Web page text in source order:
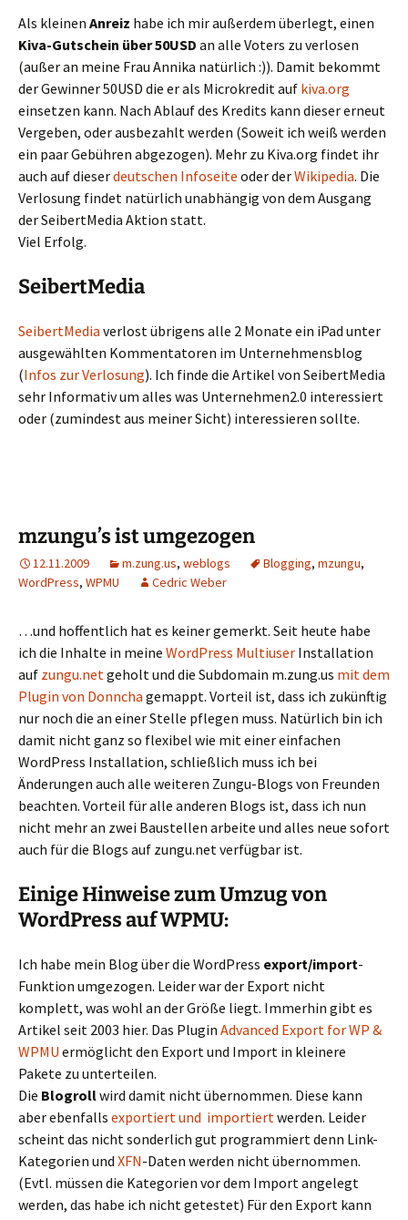
Als kleinen Anreiz habe ich mir außerdem überlegt, einen
Kiva-Gutschein über 50USD an alle Voters zu verlosen
(außer an meine Frau Annika natürlich :)). Damit bekommt
der Gewinner 50USD die er als Microkredit auf kiva.org
einsetzen kann. Nach Ablauf des Kredits kann dieser erneut
Vergeben, oder ausbezahlt werden (Soweit ich weiß werden
ein paar Gebühren abgezogen). Mehr zu Kiva.org findet ihr
auch auf dieserdeutschen Infoseite oder derWikipedia. Die
Verlosung findet natürlich unabhängig von dem Ausgang
der SeibertMedia Aktion statt.
Viel Erfolg.
SeibertMedia
SeibertMedia verlost übrigens alle 2 Monate ein iPad unter
ausgewählten Kommentatoren im Unternehmensblog
(Infos zur Verlosung). Ich finde die Artikel von SeibertMedia
sehr Informativ um alles was Unternehmen2.0 interessiert
oder (zumindest aus meiner Sicht) interessieren sollte.
mzungu’s ist umgezogen
12.11.2009 m.zung.us, weblogs Blogging, mzungu,
WordPress, WPMU Cedric Weber
…und hoffentlich hat es keiner gemerkt. Seit heute habe
ich die Inhalte in meine WordPress Multiuser Installation
auf zungu.netgeholt und die Subdomain m.zung.us mit dem
Plugin von Donncha gemappt. Vorteil ist, dass ich zukünftig
nur noch die an einer Stelle pflegen muss. Natürlich bin ich
damit nicht ganz so flexibel wie mit einer einfachen
WordPress Installation, schließlich muss ich bei
Änderungen auch alle weiteren Zungu-Blogs von Freunden
beachten. Vorteil für alle anderen Blogs ist, dass ich nun
nicht mehr an zwei Baustellen arbeite und alles neue sofort
auch für die Blogs auf zungu.net verfügbar ist.
Einige Hinweise zum Umzug von
WordPress auf WPMU:
Ich habe mein Blog über die WordPress export/import-
Funktion umgezogen. Leider war der Export nicht
komplett, was wohl an der Größe liegt. Immerhin gibt es
Artikel seit 2003 hier. Das Plugin Advanced Export for WP &
WPMU ermöglicht den Export und Import in kleinere
Pakete zu unterteilen.
Die Blogrollwird damit nicht übernommen. Diese kann
aber ebenfalls exportiert und importiertwerden. Leider
scheint das nicht sonderlich gut programmiert denn Link-
Kategorien und XFN-Daten werden nicht übernommen.
(Evtl. müssen die Kategorien vor dem Import angelegt
werden, das habe ich nicht getestet) Für den Export kann